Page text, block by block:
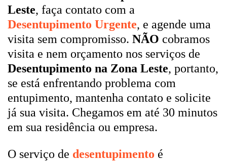
Leste, faça contato com a
Desentupimento Urgente, e agende uma
visita sem compromisso. NÃO cobramos
visita e nem orçamento nos serviços de
Desentupimento na Zona Leste, portanto,
se está enfrentando problema com
entupimento, mantenha contato e solicite
já sua visita. Chegamos em até 30 minutos
em sua residência ou empresa.
O serviço de desentupimento é